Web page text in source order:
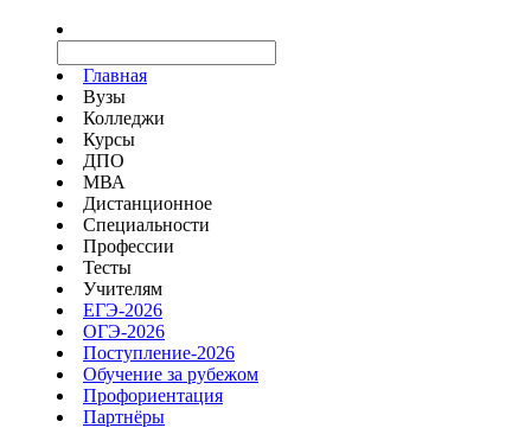
Главная
Вузы
Колледжи
Курсы
ДПО
МВА
Дистанционное
Специальности
Профессии
Тесты
Учителям
ЕГЭ-2026
ОГЭ-2026
Поступление-2026
Обучение за рубежом
Профориентация
Партнёры